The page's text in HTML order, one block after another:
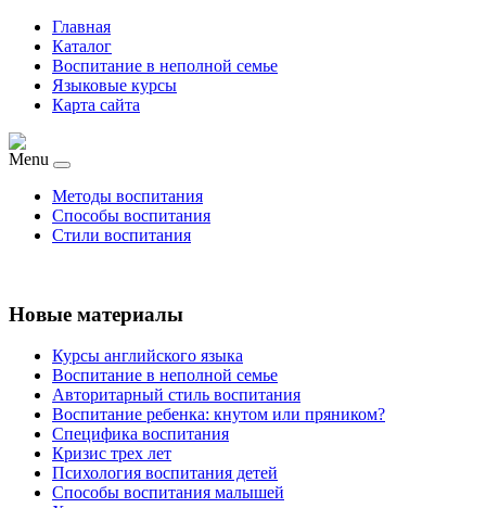
Главная
Каталог
Воспитание в неполной семье
Языковые курсы
Карта сайта
Menu
Методы воспитания
Способы воспитания
Стили воспитания
Новые материалы
Курсы английского языка
Воспитание в неполной семье
Авторитарный стиль воспитания
Воспитание ребенка: кнутом или пряником?
Специфика воспитания
Кризис трех лет
Психология воспитания детей
Способы воспитания малышей